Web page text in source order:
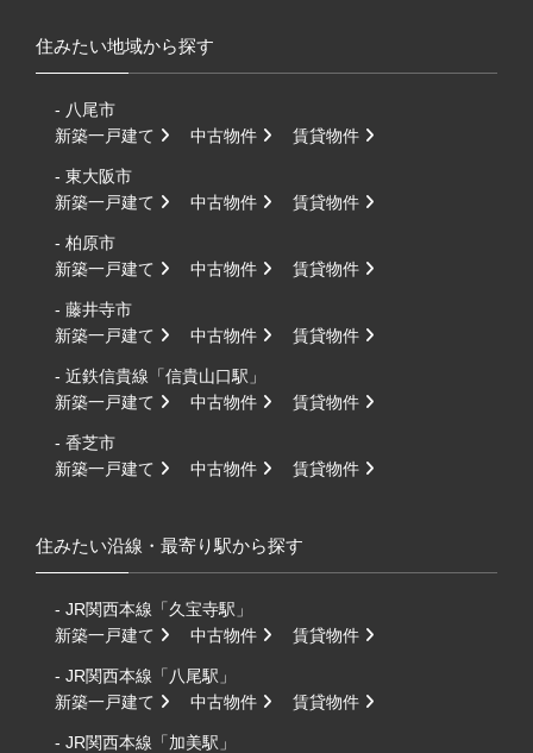
住みたい地域から探す
- 八尾市
新築一戸建て
中古物件 賃貸物件
- 東大阪市
新築一戸建て
中古物件 賃貸物件
- 柏原市
新築一戸建て
中古物件 賃貸物件
- 藤井寺市
新築一戸建て
中古物件 賃貸物件
- 近鉄信貴線「信貴山口駅」
新築一戸建て
中古物件 賃貸物件
- 香芝市
新築一戸建て
中古物件 賃貸物件
住みたい沿線・最寄り駅から探す
- JR関西本線「久宝寺駅」
新築一戸建て
中古物件 賃貸物件
- JR関西本線「八尾駅」
新築一戸建て
中古物件 賃貸物件
- JR関西本線「加美駅」